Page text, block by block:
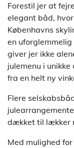
Forestil jer at
elegant båd,
Københavns
en
giver jer ikke
julemenu i
fra en helt ny
Flere
dækket til lækker
Med mulighed